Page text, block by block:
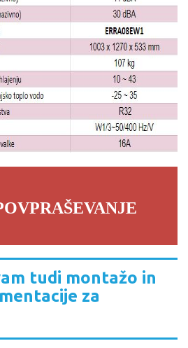
tudi montažo in
za